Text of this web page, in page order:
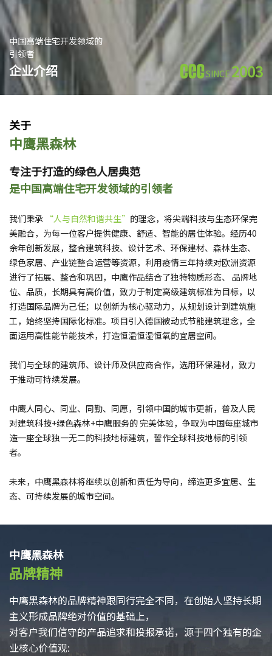
中国高端住宅开发领域的
引领者
企业介绍 SINCE2003
关于
中鹰黑森林
专注于打造的绿色人居典范
是中国高端住宅开发领域的引领者
我们秉承 “人与自然和谐共生” 的理念，将尖端科技与生态环保完
美融合，为每一位客户提供健康、舒适、智能的居住体验。经历40
余年创新发展，整合建筑科技、设计艺术、环保建材、森林生态、
绿色家居、产业链整合运营等资源，利用疫情三年持续对欧洲资源
进行了拓展、整合和巩固，中鹰作品结合了独特物质形态、 品牌地
位、品质，长期具有高价值，致力于制定高级建筑标准为目标，以
打造国际品牌为己任；以创新为核心驱动力，从规划设计到建筑施
工，始终坚持国际化标准。项目引入德国被动式节能建筑理念，全
面运用高性能节能技术，打造恒温恒湿恒氧的宜居空间。
我们与全球的建筑师、设计师及供应商合作，选用环保建材，致力
于推动可持续发展。
中鹰人同心、同业、同勤、同愿，引领中国的城市更新，普及人民
对建筑科技+绿色森林+中鹰服务的 完美体验，争取为中国每座城市
造一座全球独一无二的科技地标建筑，誓作全球科技地标的引领
者。
未来，中鹰黑森林将继续以创新和责任为导向，缔造更多宜居、生
态、可持续发展的城市空间。
中鹰黑森林
品牌精神
中鹰黑森林的品牌精神跟同行完全不同，在创始人坚持长期
主义形成品牌绝对价值的基础上，
对客户我们信守的产品追求和投报承诺，源于四个独有的企
业核心价值观: